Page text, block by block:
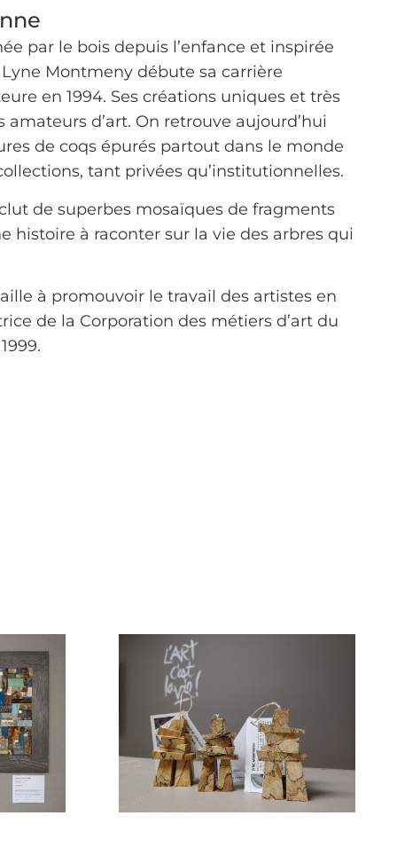
par le bois depuis l’enfance et inspirée
Montmeny débute sa carrière
en 1994. Ses créations uniques et très
amateurs d’art. On retrouve aujourd’hui
de coqs épurés partout dans le monde
tant privées qu’institutionnelles.
de superbes mosaïques de fragments
histoire à raconter sur la vie des arbres qui
à promouvoir le travail des artistes en
de la Corporation des métiers d’art du